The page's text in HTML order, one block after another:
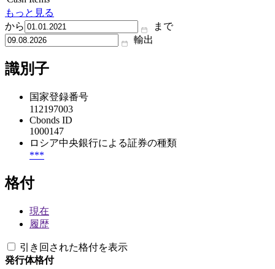
もっと見る
から
まで
輸出
識別子
国家登録番号
112197003
Cbonds ID
1000147
ロシア中央銀行による証券の種類
***
格付
現在
履歴
引き回された格付を表示
発行体格付